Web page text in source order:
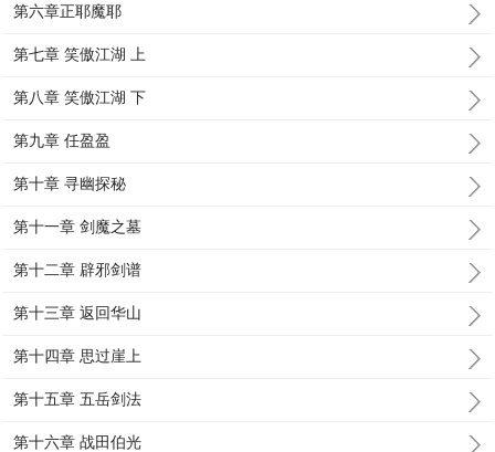
第六章正耶魔耶
第七章 笑傲江湖 上
第八章 笑傲江湖 下
第九章 任盈盈
第十章 寻幽探秘
第十一章 剑魔之墓
第十二章 辟邪剑谱
第十三章 返回华山
第十四章 思过崖上
第十五章 五岳剑法
第十六章 战田伯光